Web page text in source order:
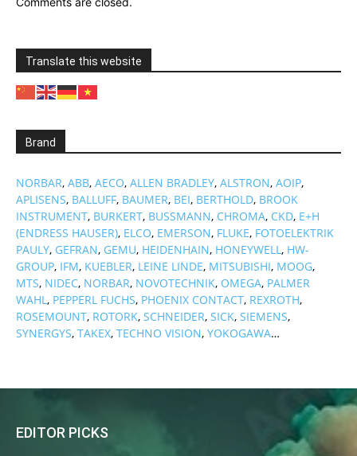
Translate this website
Brand
NORBAR, ABB, AECO, ALLEN BRADLEY, ALSTRON, AOIP,
APLISENS, BALLUFF, BAUMER, BEI, BERTHOLD, BROOK
INSTRUMENT, BURKERT, BUSSMANN, CHROMA, CKD, E+H
(ENDRESS HAUSER), ELCO, EMERSON, FLUKE, FOTOELEKTRIK
PAULY, GEFRAN, GEMU, HEIDENHAIN, HONEYWELL, HW-
GROUP, IFM, KUEBLER, LEINE LINDE, MITSUBISHI, MOOG,
MTS, NIDEC, NORBAR, NOVOTECHNIK, OMEGA, PALMER
WAHL, PEPPERL FUCHS, PHOENIX CONTACT, REXROTH,
ROSEMOUNT, ROTORK, SCHNEIDER, SICK, SIEMENS,
SYNERGYS, TAKEX, TECHNO VISION, YOKOGAWA…
EDITOR PICKS